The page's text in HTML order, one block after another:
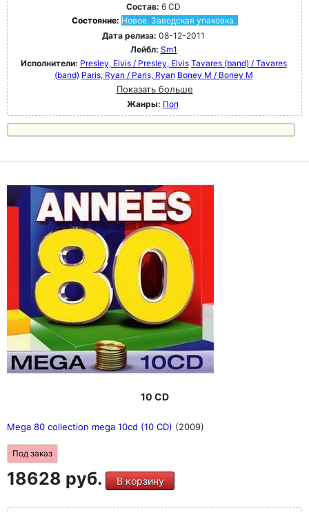
Состав: 6 CD
Состояние: Новое. Заводская упаковка.
Дата релиза: 08-12-2011
Лейбл: Sm1
Исполнители: Presley, Elvis / Presley, Elvis Tavares (band) / Tavares
(band) Paris, Ryan / Paris, Ryan Boney M / Boney M
Показать больше
Жанры: Поп
10 CD
Mega 80 collection mega 10cd (10 CD) (2009)
Под заказ
18628 руб. В корзину